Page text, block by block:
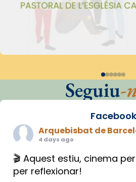
Seguiu-
Facebook
Arquebisbat de
4 days ago
🎬 Aquest estiu, cinema
per reflexionar!